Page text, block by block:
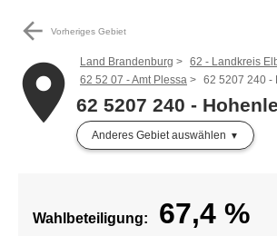
arrow_back Vorheriges Gebiet
placeLand Brandenburg
62 - Landkreis
62 52 07 - Amt Plessa
62 5207 240 -
62 5207 240 -
Anderes Gebiet auswählen
Wahlbeteiligung: 67,4 %